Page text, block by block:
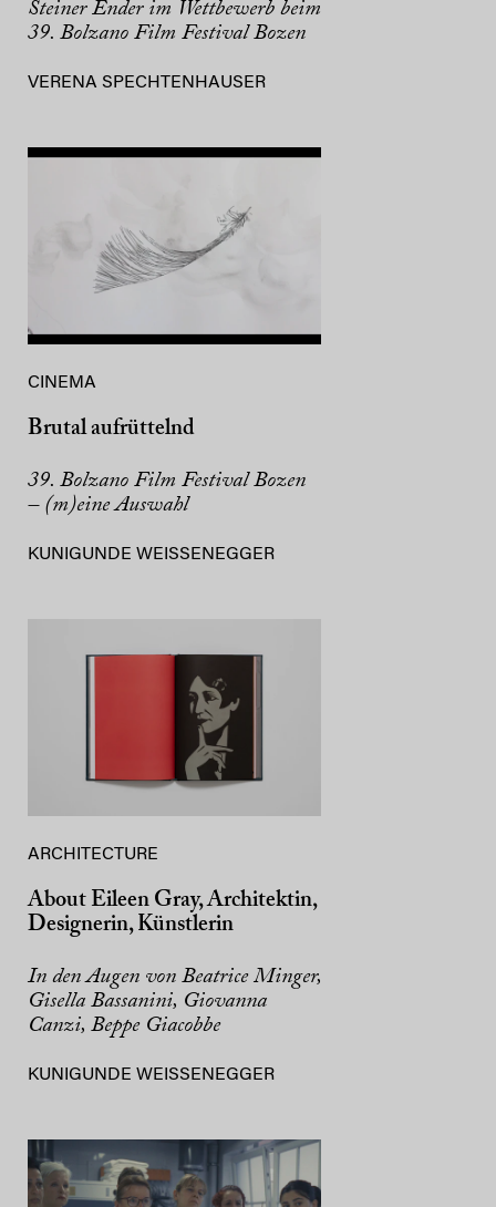
Steiner Ender im Wettbewerb beim
39. Bolzano Film Festival Bozen
VERENA SPECHTENHAUSER
CINEMA
Brutal aufrüttelnd
39. Bolzano Film Festival Bozen
– (m)eine Auswahl
KUNIGUNDE WEISSENEGGER
ARCHITECTURE
About Eileen Gray, Architektin,
Designerin, Künstlerin
In den Augen von Beatrice Minger,
Gisella Bassanini, Giovanna
Canzi, Beppe Giacobbe
KUNIGUNDE WEISSENEGGER